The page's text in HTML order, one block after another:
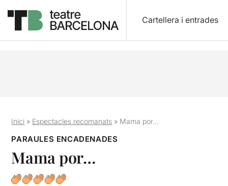
Cartellera i entrades
Inici » Espectacles recomanats » Mama por…
PARAULES ENCADENADES
Mama por…